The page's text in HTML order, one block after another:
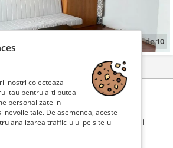
1de10
Contact
Tineretului/Timpuri Noi/Vacaresti
0742296446,
nostri colecteaza
tau pentru a-ti putea
personalizate in
nevoile tale. De asemenea, aceste
analizarea traffic-ului pe site-ul